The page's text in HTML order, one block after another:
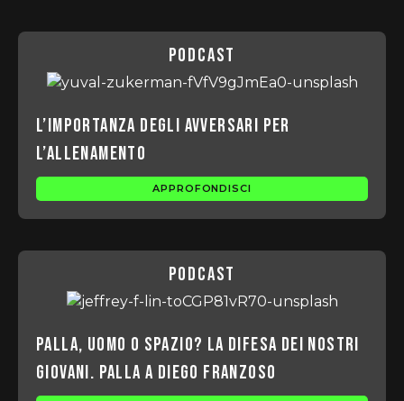
podcast
L’importanza degli avversari per
l’allenamento
APPROFONDISCI
podcast
Palla, Uomo o Spazio? la difesa dei nostri
Giovani. Palla a Diego Franzoso